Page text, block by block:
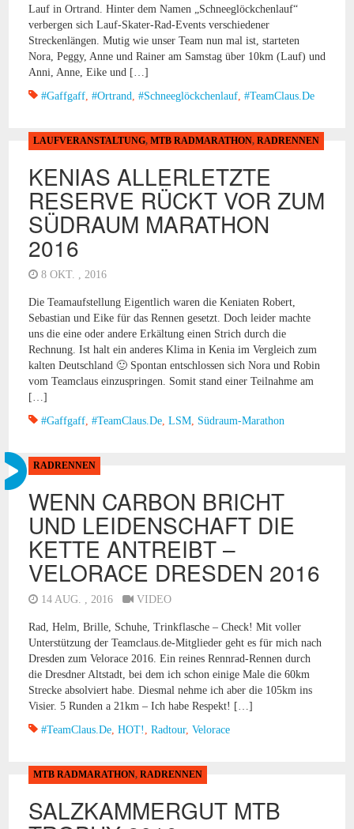
Lauf in Ortrand. Hinter dem Namen „Schneeglöckchenlauf“
verbergen sich Lauf-Skater-Rad-Events verschiedener
Streckenlängen. Mutig wie unser Team nun mal ist, starteten
Nora, Peggy, Anne und Rainer am Samstag über 10km (Lauf) und
Anni, Anne, Eike und […]
#gaffgaff, #Ortrand, #Schneeglöckchenlauf, #TeamClaus.de
LAUFVERANSTALTUNG, MTB RADMARATHON, RADRENNEN
KENIAS ALLERLETZTE
RESERVE RÜCKT VOR ZUM
SÜDRAUM MARATHON
2016
8 OKT. , 2016
Die Teamaufstellung Eigentlich waren die Keniaten Robert,
Sebastian und Eike für das Rennen gesetzt. Doch leider machte
uns die eine oder andere Erkältung einen Strich durch die
Rechnung. Ist halt ein anderes Klima in Kenia im Vergleich zum
kalten Deutschland 🙂 Spontan entschlossen sich Nora und Robin
vom Teamclaus einzuspringen. Somit stand einer Teilnahme am
[…]
#gaffgaff, #TeamClaus.de, LSM, Südraum-Marathon
RADRENNEN
WENN CARBON BRICHT
UND LEIDENSCHAFT DIE
KETTE ANTREIBT –
VELORACE DRESDEN 2016
14 AUG. , 2016 VIDEO
Rad, Helm, Brille, Schuhe, Trinkflasche – Check! Mit voller
Unterstützung der Teamclaus.de-Mitglieder geht es für mich nach
Dresden zum Velorace 2016. Ein reines Rennrad-Rennen durch
die Dresdner Altstadt, bei dem ich schon einige Male die 60km
Strecke absolviert habe. Diesmal nehme ich aber die 105km ins
Visier. 5 Runden a 21km – Ich habe Respekt! […]
#TeamClaus.de, HOT! , Radtour, Velorace
MTB RADMARATHON, RADRENNEN
SALZKAMMERGUT MTB